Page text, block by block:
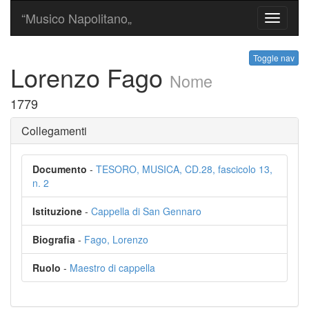
Toggle
“Musico Napolitano„
Toggle nav
Lorenzo Fago Nome
1779
Collegamenti
Documento - TESORO, MUSICA, CD.28, fascicolo 13,
n. 2
Istituzione - Cappella di San Gennaro
Biografia - Fago, Lorenzo
Ruolo - Maestro di cappella